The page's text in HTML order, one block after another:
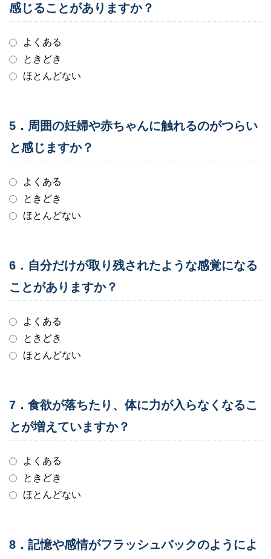
感じることがありますか？
よくある
ときどき
ほとんどない
5．周囲の妊婦や赤ちゃんに触れるのがつらい
と感じますか？
よくある
ときどき
ほとんどない
6．自分だけが取り残されたような感覚になる
ことがありますか？
よくある
ときどき
ほとんどない
7．食欲が落ちたり、体に力が入らなくなるこ
とが増えていますか？
よくある
ときどき
ほとんどない
8．記憶や感情がフラッシュバックのようによ